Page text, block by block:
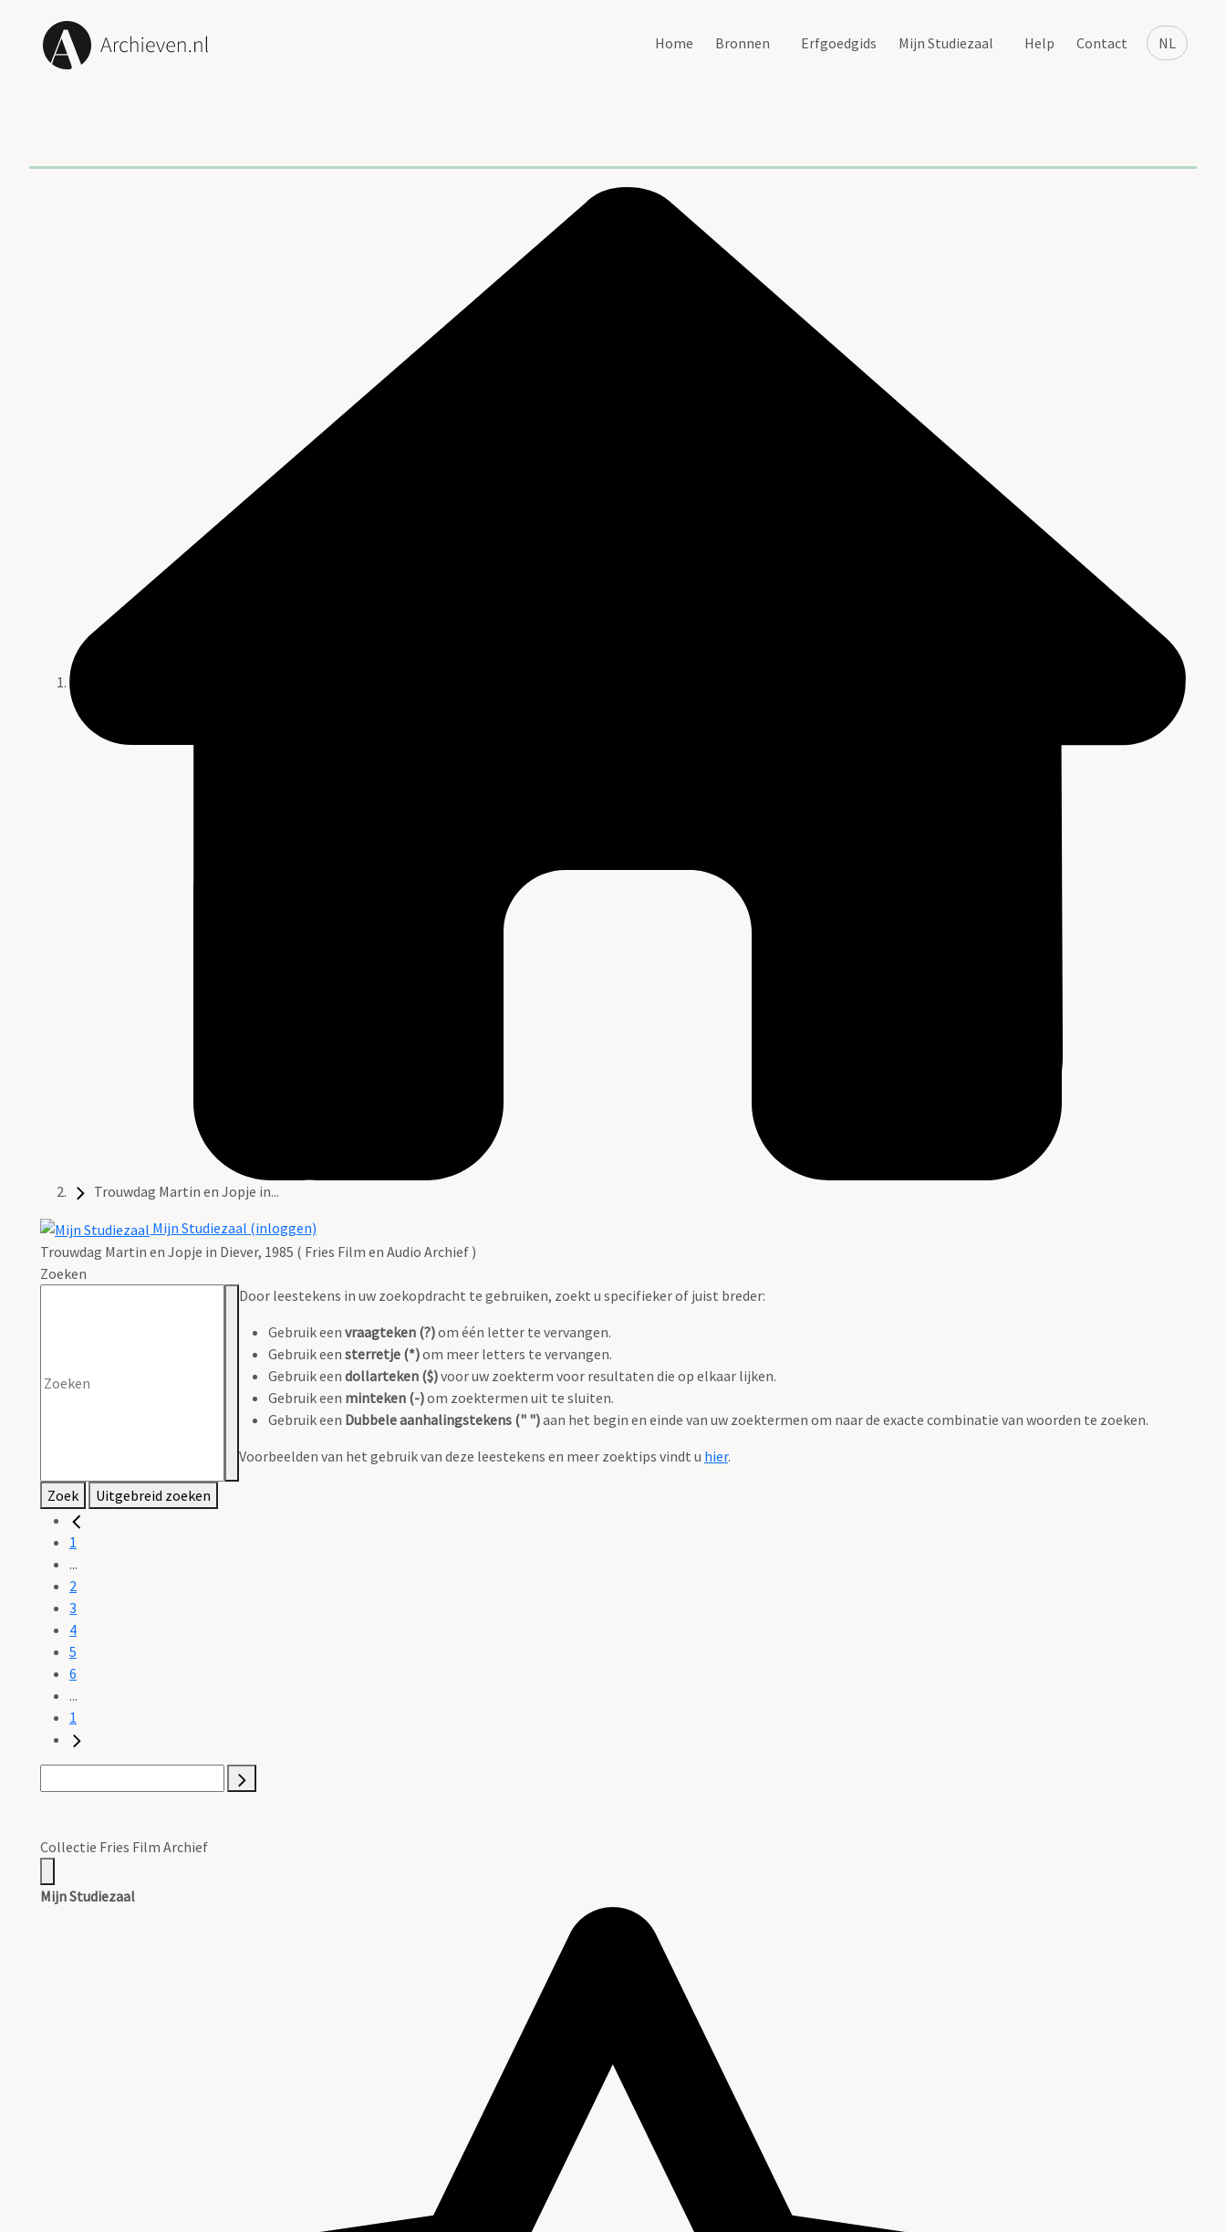
NL
Home Bronnen Erfgoedgids Mijn Studiezaal Help Contact
Trouwdag Martin en Jopje in...
Mijn Studiezaal (inloggen)
Trouwdag Martin en Jopje in Diever, 1985 ( Fries Film en Audio Archief )
Zoeken
Door leestekens in uw zoekopdracht te gebruiken, zoekt u specifieker of juist breder:
Gebruik een vraagteken (?)om één letter te vervangen.
Gebruik een sterretje (*)om meer letters te vervangen.
Gebruik een dollarteken ($)voor uw zoekterm voor resultaten die op elkaar lijken.
Gebruik een minteken (-)om zoektermen uit te sluiten.
Gebruik een Dubbele aanhalingstekens (" ")aan het begin en einde van uw zoektermen om naar de exacte combinatie van woorden te zoeken.
Voorbeelden van het gebruik van deze leestekens en meer zoektips vindt u hier.
Zoek Uitgebreid zoeken
1
...
2
3
4
5
6
...
1
Collectie Fries Film Archief
Mijn Studiezaal